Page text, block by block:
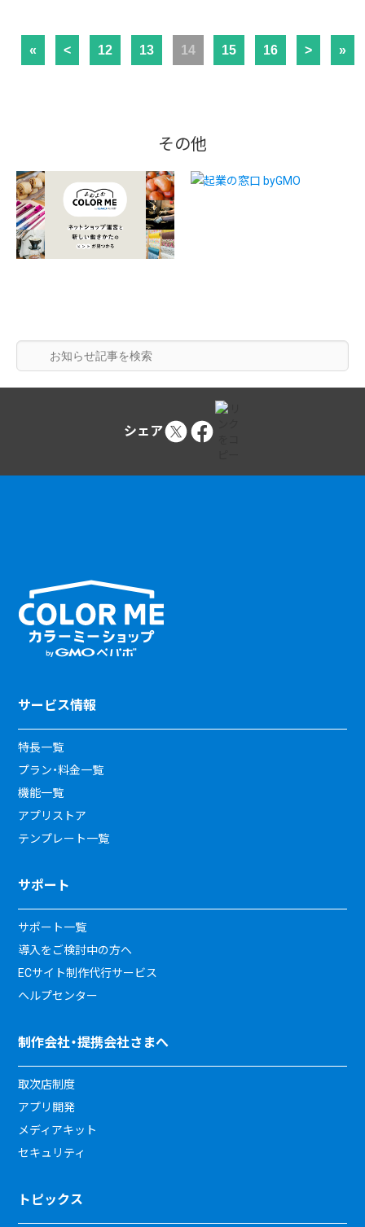
« < 12 13 14 15 16 > »
その他
シェア
サービス情報
特長一覧
プラン・料金一覧
機能一覧
アプリストア
テンプレート一覧
サポート
サポート一覧
導入をご検討中の方へ
ECサイト制作代行サービス
ヘルプセンター
制作会社・提携会社さまへ
取次店制度
アプリ開発
メディアキット
セキュリティ
トピックス